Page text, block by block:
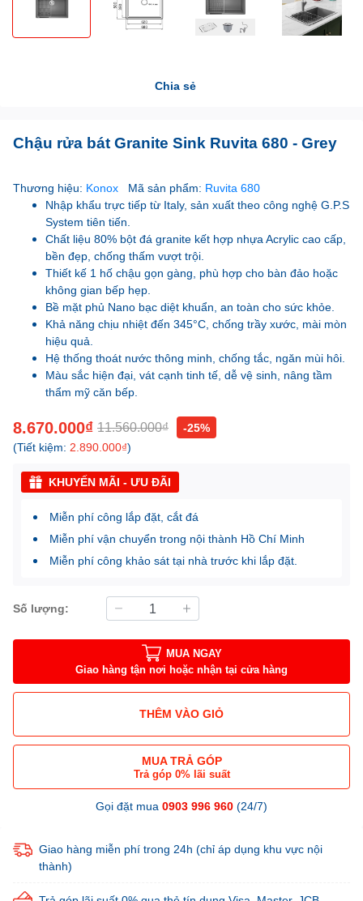
Chia sẻ
Chậu rửa bát Granite Sink Ruvita 680 - Grey
Thương hiệu: Konox Mã sản phẩm: Ruvita 680
Nhập khẩu trực tiếp từ Italy, sản xuất theo công nghệ G.P.S
System tiên tiến.
Chất liệu 80% bột đá granite kết hợp nhựa Acrylic cao cấp,
bền đẹp, chống thấm vượt trội.
Thiết kế 1 hố chậu gọn gàng, phù hợp cho bàn đảo hoặc
không gian bếp hẹp.
Bề mặt phủ Nano bạc diệt khuẩn, an toàn cho sức khỏe.
Khả năng chịu nhiệt đến 345°C, chống trầy xước, mài mòn
hiệu quả.
Hệ thống thoát nước thông minh, chống tắc, ngăn mùi hôi.
Màu sắc hiện đại, vát cạnh tinh tế, dễ vệ sinh, nâng tầm
thẩm mỹ căn bếp.
8.670.000₫ 11.560.000₫
-25%
(Tiết kiệm: 2.890.000₫)
KHUYẾN MÃI - ƯU ĐÃI
Miễn phí công lắp đặt, cắt đá
Miễn phí vận chuyển trong nội thành Hồ Chí Minh
Miễn phí công khảo sát tại nhà trước khi lắp đặt.
Số lượng:
MUA NGAY
Giao hàng tận nơi hoặc nhận tại cửa hàng
THÊM VÀO GIỎ
MUA TRẢ GÓP
Trả góp 0% lãi suất
Gọi đặt mua 0903 996 960 (24/7)
Giao hàng miễn phí trong 24h (chỉ áp dụng khu vực nội
thành)